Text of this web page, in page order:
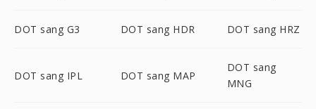
DOT sang G3 DOT sang HDR DOT sang HRZ
DOT sang IPL DOT sang MAP
DOT sang
MNG